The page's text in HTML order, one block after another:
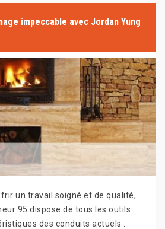
impeccable avec Jordan Yung
un travail soigné et de qualité,
95 dispose de tous les outils
des conduits actuels :